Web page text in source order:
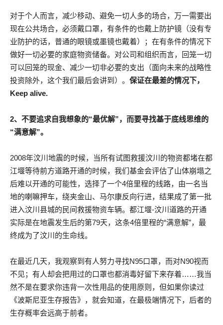
对于个人而言，减少移动、避免一切人多的场合，万一需要出
现在公共场合，必须戴口罩，有条件的也戴上防护镜（没有专
业防护的话，普通的眼镜或墨镜也戴着）；在有条件的情况下
做好一切必要的家庭物资储备。对公司和组织而言，回笼一切
可以回笼的现金、减少一切非必要的支出（面向未来的战略性
投资除外，这个我们最后会讲到）。 保证在最差的情况下，
Keep alive.
2、不要追求自我想象的“最优解”，而要寻找基于底线思维的
“满意解”。
2008年汶川地震的时候，当所有试图救援汶川的物资都堵在都
江堰等待前方道路开通的时候，我们基金会评估了山体崩塌之
后难以开通的可能性，选择了一个4倍里程的线路，由一名当
地的喇嘛押车，绕夹金山、马尔康反向行进，结果成了第一批
进入汶川县城的民间救援物资车辆。都江堰-汶川道路的开通
实际是在地震发生后的第79天，这条4倍里程的“满意解”，最
终成为了汶川的生命线。
在最近几天，我观察到有人努力寻找N95口罩，而对N90视而
不见；有人却会把用过的口罩也都消毒好留下来存着……我当
然不是在要求你违背一次性用品的使用原则，但如果你读过
《波斯尼亚生存报告》，就会知道，在最极端情况下，后者的
生存概率会远高于前者。